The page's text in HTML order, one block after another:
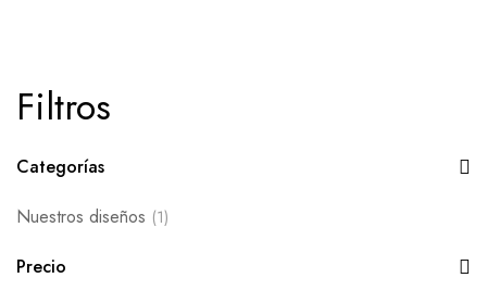
Filtros
Categorías
Nuestros diseños (1)
Precio